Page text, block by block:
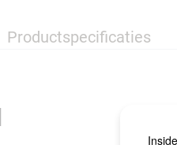
Productspecificaties